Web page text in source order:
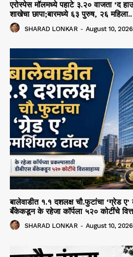
एरोस्पेस मॉलमध्ये पहाटे ३.२० वाजता ‘द
शाखेचा छापा;बारमध्ये ६३ पुरुष, २६ महिला..
SHARAD LONKAR - August 10, 2026
बालेवाडीत १.१ दशलक्ष चौ.फुटांचा ‘ग्रेड ए’
बँकेकडून के रहेजा कॉर्पला ५२० कोटींचे
SHARAD LONKAR - August 10, 2026